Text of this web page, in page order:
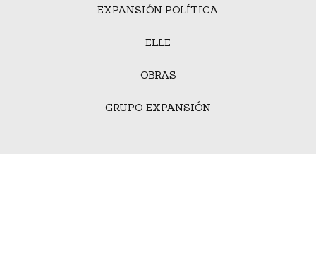
EXPANSIÓN POLÍTICA
ELLE
OBRAS
GRUPO EXPANSIÓN